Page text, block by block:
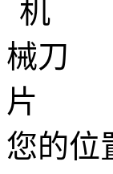
您的位